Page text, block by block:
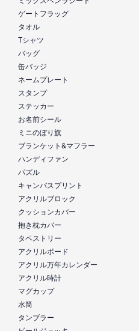
ゲートフラッグ
タオル
Tシャツ
バッグ
缶バッジ
ネームプレート
スタンプ
ステッカー
お名前シール
ミニのぼり旗
ブランケット&マフラー
ハンディファン
パズル
キャンバスプリント
アクリルブロック
クッションカバー
抱き枕カバー
タペストリー
アクリルボード
アクリル万年カレンダー
アクリル時計
マグカップ
水筒
タンブラー